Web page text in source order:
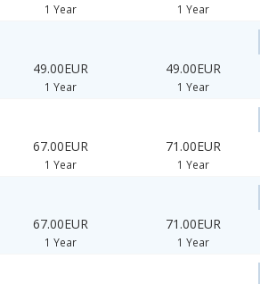
1 Year 1 Year
49.00EUR
1 Year
49.00EUR
1 Year
67.00EUR
1 Year
71.00EUR
1 Year
67.00EUR
1 Year
71.00EUR
1 Year